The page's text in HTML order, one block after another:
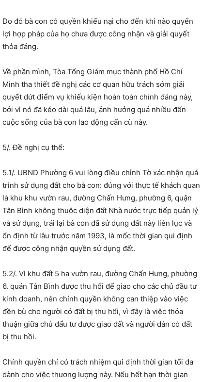
Do đó bà con có quyền khiếu nại cho đến khi nào quyển
lợi hợp pháp của họ chưa được công nhận và giải quyết
thỏa đáng.
Về phần mình, Tòa Tổng Giám mục thành phố Hồ Chí
Minh tha thiết đề nghị các cơ quan hữu trách sớm giải
quyết dứt điểm vụ khiếu kiện hoàn toàn chính đáng này,
bởi vì nó đã kéo dài quá lâu, ảnh hưởng quá nhiều đến
cuộc sống của bà con lao động cẩn cù này.
5/. Đề nghị cụ thể:
5.1/. UBND Phường 6 vui lòng điều chỉnh Tờ xác nhận quá
trình sử dụng đất cho bà con: đúng với thực tế khách quan
là khu khu vườn rau, đường Chấn Hưng, phường 6, quận
Tân Bình không thuộc diện đất Nhà nước trực tiếp quản lý
và sử dụng, trái lại bà con đã sử dụng đất này liên lục và
ổn định từ lâu trước năm 1993, là mốc thời gian qui định
để được công nhận quyền sử dụng đất.
5.2/. Vì khu đất 5 ha vườn rau, đường Chấn Hưng, phường
6. quản Tân Bình được thu hổi để giao cho các chủ đầu tư
kinh doanh, nên chính quyền không can thiệp vào việc
đền bù cho người có đất bị thu hổi, vì đây là việc thỏa
thuận giữa chủ đẩu tư được giao đất và người dân có đất
bị thu hồi.
Chính quyền chỉ có trách nhiệm qui định thời gian tối đa
dành cho việc thương lượng này. Nếu hết hạn thời gian